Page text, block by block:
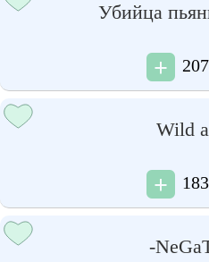
Убийца
Wild
-